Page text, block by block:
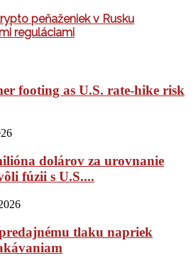
peňaženiek v Rusku
reguláciami
footing as U.S. rate-hike risk
dolárov za urovnanie
fúzii s U.S....
tlaku napriek